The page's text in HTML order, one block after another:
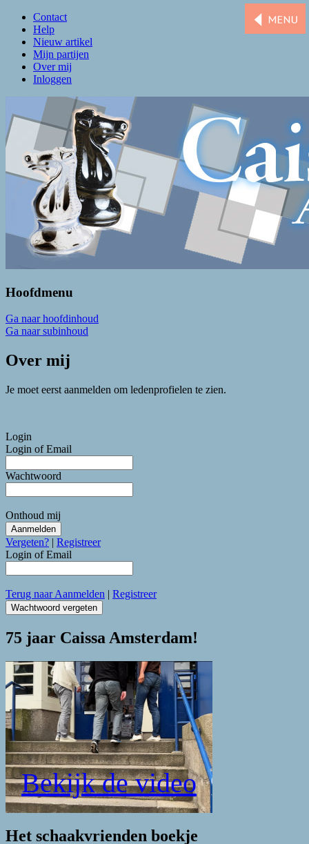
Contact
Help
Nieuw artikel
Mijn partijen
Over mij
Inloggen
Caissa Amsterdam
De levendigste schaakclub van Amsterdam
Hoofdmenu
Ga naar hoofdinhoud
Ga naar subinhoud
Over mij
Je moet eerst aanmelden om ledenprofielen te zien.
Login
Login of Email
Wachtwoord
Onthoud mij
Vergeten? | Registreer
Login of Email
Terug naar Aanmelden | Registreer
75 jaar Caissa Amsterdam!
Bekijk de video
Het schaakvrienden boekje